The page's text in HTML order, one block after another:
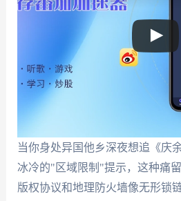
当你身处异国他乡深夜想追《庆
冰冷的"区域限制"提示，这种痛
版权协议和地理防火墙像无形锁